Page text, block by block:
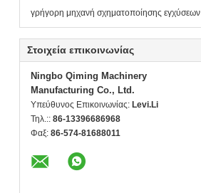
γρήγορη μηχανή σχηματοποίησης εγχύσεων
Στοιχεία επικοινωνίας
Ningbo Qiming Machinery
Manufacturing Co., Ltd.
Υπεύθυνος Επικοινωνίας: Levi.Li
Τηλ.:: 86-13396686968
Φαξ: 86-574-81688011